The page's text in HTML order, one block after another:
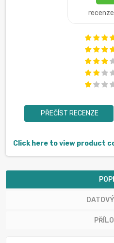
PŘEČÍST RECENZE
Click here to view product